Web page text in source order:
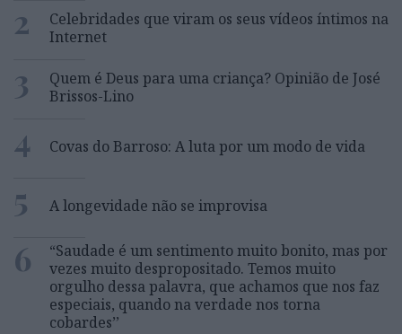
2
Celebridades que viram os seus vídeos íntimos na
Internet
3
Quem é Deus para uma criança? Opinião de José
Brissos-Lino
4 Covas do Barroso: A luta por um modo de vida
5 A longevidade não se improvisa
6
“Saudade é um sentimento muito bonito, mas por
vezes muito despropositado. Temos muito
orgulho dessa palavra, que achamos que nos faz
especiais, quando na verdade nos torna
cobardes’’